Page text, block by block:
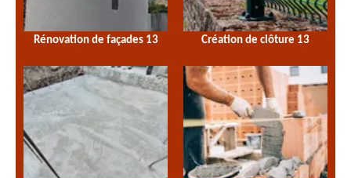
Rénovation de façades 13 Création de clôture 13